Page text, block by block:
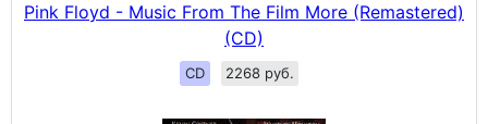
Pink Floyd - Music From The Film More (Remastered)
(CD)
CD 2268 руб.